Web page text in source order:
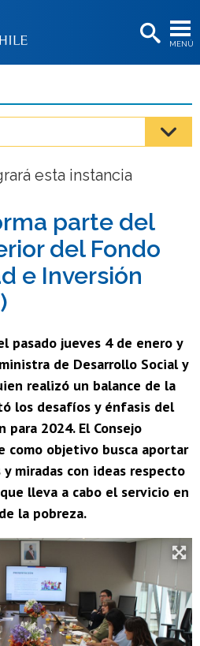
MENÚ
os
os
os
esta instancia
parte del
del Fondo
e Inversión
pasado jueves 4 de enero y
de Desarrollo Social y
realizó un balance de la
los desafíos y énfasis del
2024. El Consejo
como objetivo busca aportar
miradas con ideas respecto
lleva a cabo el servicio en
la pobreza.